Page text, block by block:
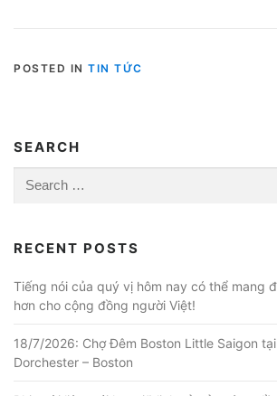
POSTED IN TIN TỨC
SEARCH
Search
for:
RECENT POSTS
Tiếng nói của quý vị hôm nay có thể mang
hơn cho cộng đồng người Việt!
18/7/2026: Chợ Đêm Boston Little Saigon
Dorchester – Boston